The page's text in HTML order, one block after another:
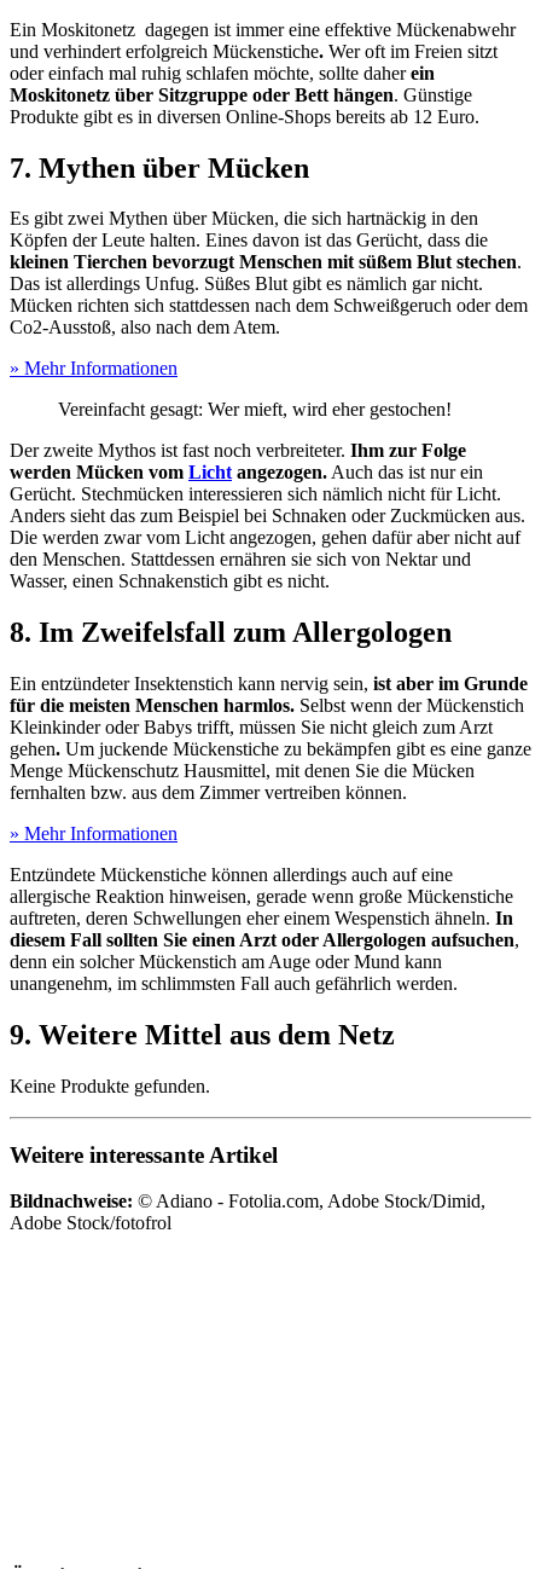
Ein Moskitonetz dagegen ist immer eine effektive Mückenabwehr
und verhindert erfolgreich Mückenstiche. Wer oft im Freien sitzt
oder einfach mal ruhig schlafen möchte, sollte daherein
Moskitonetz über Sitzgruppe oder Bett hängen. Günstige
Produkte gibt es in diversen Online-Shops bereits ab 12 Euro.
7. Mythen über Mücken
Es gibt zwei Mythen über Mücken, die sich hartnäckig in den
Köpfen der Leute halten. Eines davon ist das Gerücht, dass die
kleinen Tierchen bevorzugt Menschen mit süßem Blut stechen.
Das ist allerdings Unfug. Süßes Blut gibt es nämlich gar nicht.
Mücken richten sich stattdessen nach dem Schweißgeruch oder dem
Co2-Ausstoß, also nach dem Atem.
» Mehr Informationen
Vereinfacht gesagt: Wer mieft, wird eher gestochen!
Der zweite Mythos ist fast noch verbreiteter. Ihm zur Folge
werden Mücken vom Lichtangezogen.Auch das ist nur ein
Gerücht. Stechmücken interessieren sich nämlich nicht für Licht.
Anders sieht das zum Beispiel bei Schnaken oder Zuckmücken aus.
Die werden zwar vom Licht angezogen, gehen dafür aber nicht auf
den Menschen. Stattdessen ernähren sie sich von Nektar und
Wasser, einen Schnakenstich gibt es nicht.
8. Im Zweifelsfall zum Allergologen
Ein entzündeter Insektenstich kann nervig sein, ist aber im Grunde
für die meisten Menschen harmlos. Selbst wenn der Mückenstich
Kleinkinder oder Babys trifft, müssen Sie nicht gleich zum Arzt
gehen. Um juckende Mückenstiche zu bekämpfen gibt es eine ganze
Menge Mückenschutz Hausmittel, mit denen Sie die Mücken
fernhalten bzw. aus dem Zimmer vertreiben können.
» Mehr Informationen
Entzündete Mückenstiche können allerdings auch auf eine
allergische Reaktion hinweisen, gerade wenn große Mückenstiche
auftreten, deren Schwellungen eher einem Wespenstich ähneln. In
diesem Fall sollten Sie einen Arzt oder Allergologen aufsuchen,
denn ein solcher Mückenstich am Auge oder Mund kann
unangenehm, im schlimmsten Fall auch gefährlich werden.
9. Weitere Mittel aus dem Netz
Keine Produkte gefunden.
Weitere interessante Artikel
Bildnachweise: © Adiano - Fotolia.com, Adobe Stock/Dimid,
Adobe Stock/fotofrol